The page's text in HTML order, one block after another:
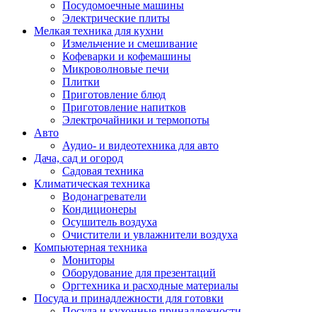
Посудомоечные машины
Электрические плиты
Мелкая техника для кухни
Измельчение и смешивание
Кофеварки и кофемашины
Микроволновые печи
Плитки
Приготовление блюд
Приготовление напитков
Электрочайники и термопоты
Авто
Аудио- и видеотехника для авто
Дача, сад и огород
Садовая техника
Климатическая техника
Водонагреватели
Кондиционеры
Осушитель воздуха
Очистители и увлажнители воздуха
Компьютерная техника
Мониторы
Оборудование для презентаций
Оргтехника и расходные материалы
Посуда и принадлежности для готовки